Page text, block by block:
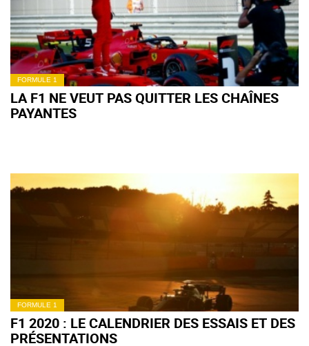
FORMULE 1
LA F1 NE VEUT PAS QUITTER LES CHAÎNES
PAYANTES
FORMULE 1
F1 2020 : LE CALENDRIER DES ESSAIS ET DES
PRÉSENTATIONS